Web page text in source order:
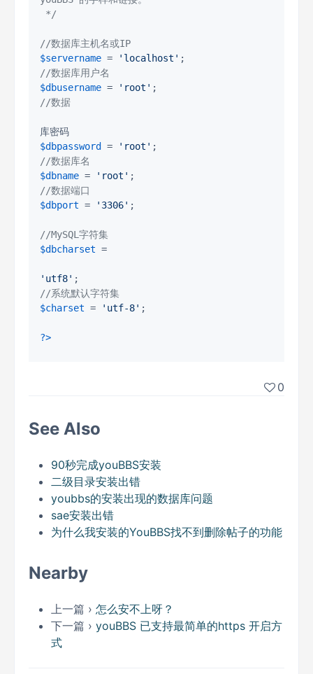
*/
//数据库主机名或IP
$servername = 'localhost'
//数据库用户名
$dbusername = 'root'
//数据
$dbpassword
= 'root'
//数据库名
$dbname = 'root'
//数据端口
$dbport = '3306' ;
//MySQL字符集
$dbcharset =
'utf8'
//系统默认字符集
$charset = 'utf-8' ;
?>
0
See Also
90秒完成youBBS安装
二级目录安装出错
youbbs的安装出现的数据库问题
sae安装出错
为什么我安装的YouBBS找不到删除帖子的功能
Nearby
上一篇 › 怎么安不上呀？
下一篇 › youBBS 已支持最简单的https 开启方
式